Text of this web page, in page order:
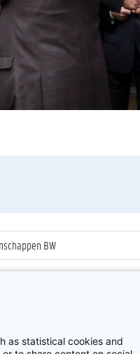
BW
as statistical cookies and